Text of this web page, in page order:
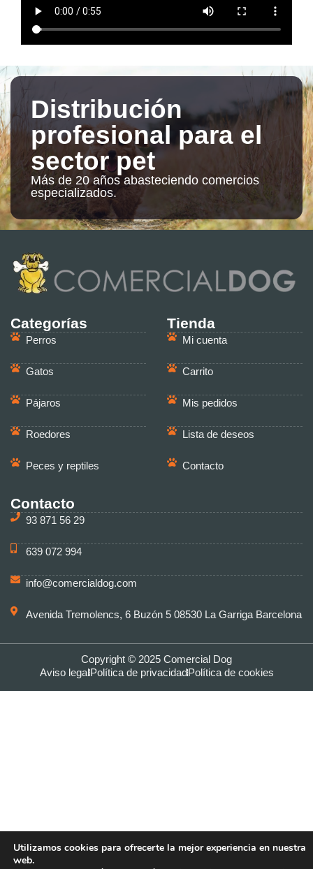
Distribución
profesional para el
sector pet
Más de 20 años abasteciendo comercios
especializados.
Categorías
Perros
Gatos
Pájaros
Roedores
Peces y reptiles
Tienda
Mi cuenta
Carrito
Mis pedidos
Lista de deseos
Contacto
Contacto
93 871 56 29
639 072 994
info@comercialdog.com
Avenida Tremolencs, 6 Buzón 5 08530 La Garriga Barcelona
Copyright © 2025 Comercial Dog
Aviso legalPolítica de privacidadPolítica de cookies
Utilizamos cookies para ofrecerte la mejor experiencia en nuestra
web.